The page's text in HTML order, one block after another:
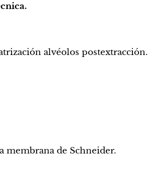
alvéolos postextracción.
membrana de Schneider.